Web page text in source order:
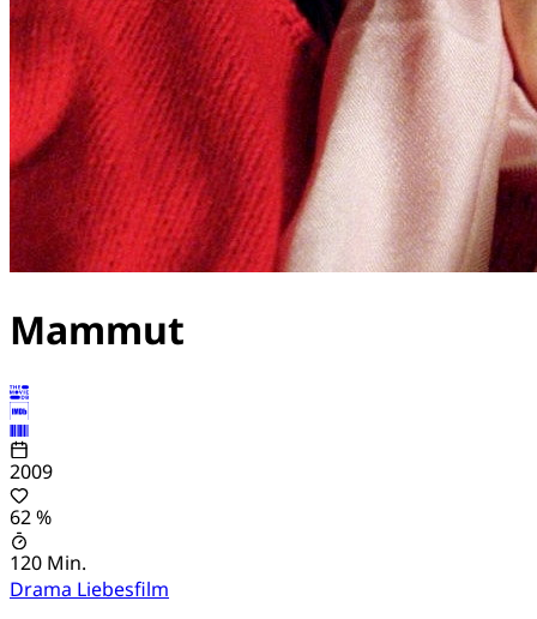
Mammut
2009
62 %
120 Min.
Drama Liebesfilm